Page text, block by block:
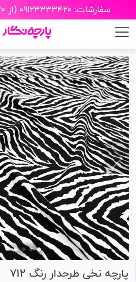
سفارشات: ۰۹۱۲۳۳۳۳۴۲۰ (از ۱۰/۳۰ الی ۲۰/۳۰)
پارچه نخی طرحدار رنگ 712